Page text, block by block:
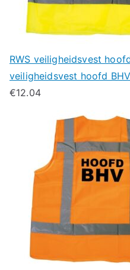
RWS veiligheidsvest
veiligheidsvest hoofd
€12.04